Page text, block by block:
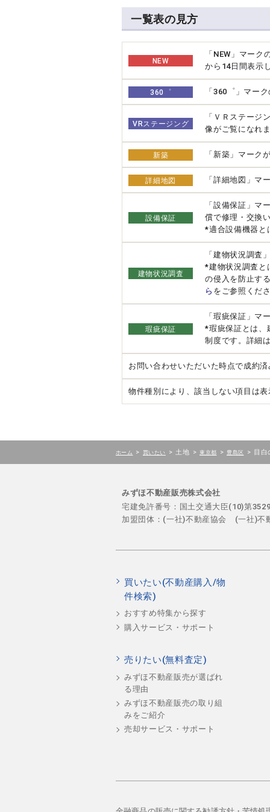
一覧表の見方
NEW
「NEW」マー
から14日間表示
360゜ 「360゜」マー
VRステージング
「ＶＲステージ
像がご覧になれ
新築 「新築」マーク
詳細地図 「詳細地図」マ
設備保証
「設備保証」マ
償で修理・交換
*適合設備機器と
建物状況調査
「建物状況調査
*建物状況調査と
の侵入を防止す
ら をご参照くだ
瑕疵保証
「瑕疵保証」マ
*瑕疵保証とは、
制度です。詳細
お問い合わせいただいた時点で成約
物件種別により、該当しない項目は
ホーム > 買いたい > 土地 > 東京都 > 豊島区 > 目白
みずほ不動産販売株式会社
宅建免許番号：国土交通大臣(10)第
加盟団体：(一社)不動産協会 (一社)
買いたい(不動産購入/物
件検索)
おすすめ特集から探す
購入サービス・サポート
売りたい(無料査定)
みずほ不動産販売が選ばれ
る理由
みずほ不動産販売の取り組
みをご紹介
売却サービス・サポート